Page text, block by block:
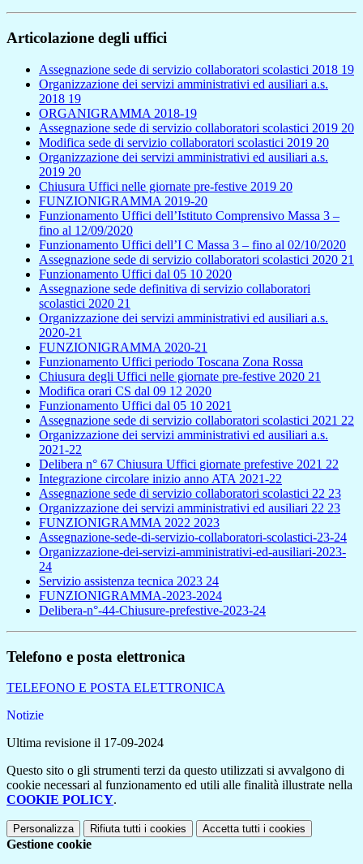
Articolazione degli uffici
Assegnazione sede di servizio collaboratori scolastici 2018 19
Organizzazione dei servizi amministrativi ed ausiliari a.s.
2018 19
ORGANIGRAMMA 2018-19
Assegnazione sede di servizio collaboratori scolastici 2019 20
Modifica sede di servizio collaboratori scolastici 2019 20
Organizzazione dei servizi amministrativi ed ausiliari a.s.
2019 20
Chiusura Uffici nelle giornate pre-festive 2019 20
FUNZIONIGRAMMA 2019-20
Funzionamento Uffici dell’Istituto Comprensivo Massa 3 –
fino al 12/09/2020
Funzionamento Uffici dell’I C Massa 3 – fino al 02/10/2020
Assegnazione sede di servizio collaboratori scolastici 2020 21
Funzionamento Uffici dal 05 10 2020
Assegnazione sede definitiva di servizio collaboratori
scolastici 2020 21
Organizzazione dei servizi amministrativi ed ausiliari a.s.
2020-21
FUNZIONIGRAMMA 2020-21
Funzionamento Uffici periodo Toscana Zona Rossa
Chiusura degli Uffici nelle giornate pre-festive 2020 21
Modifica orari CS dal 09 12 2020
Funzionamento Uffici dal 05 10 2021
Assegnazione sede di servizio collaboratori scolastici 2021 22
Organizzazione dei servizi amministrativi ed ausiliari a.s.
2021-22
Delibera n° 67 Chiusura Uffici giornate prefestive 2021 22
Integrazione circolare inizio anno ATA 2021-22
Assegnazione sede di servizio collaboratori scolastici 22 23
Organizzazione dei servizi amministrativi ed ausiliari 22 23
FUNZIONIGRAMMA 2022 2023
Assegnazione-sede-di-servizio-collaboratori-scolastici-23-24
Organizzazione-dei-servizi-amministrativi-ed-ausiliari-2023-
24
Servizio assistenza tecnica 2023 24
FUNZIONIGRAMMA-2023-2024
Delibera-n°-44-Chiusure-prefestive-2023-24
Telefono e posta elettronica
TELEFONO E POSTA ELETTRONICA
Notizie
Ultima revisione il 17-09-2024
Questo sito o gli strumenti terzi da questo utilizzati si avvalgono di
cookie necessari al funzionamento ed utili alle finalità illustrate nella
COOKIE POLICY.
Personalizza Rifiuta tutti i cookies Accetta tutti i cookies
Gestione cookie